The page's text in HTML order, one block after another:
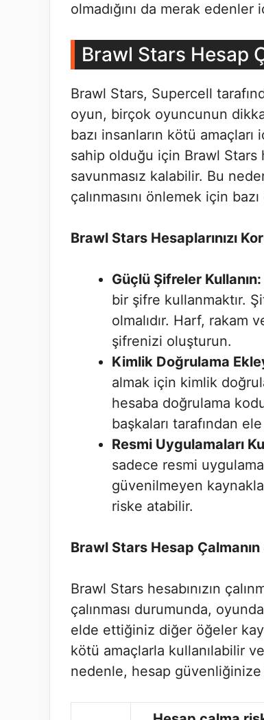
olmadığını da merak
Brawl Stars Hesap
Brawl Stars, Supercell
oyun, birçok oyuncunun
bazı insanların kötü
sahip olduğu için Brawl Stars
savunmasız kalabilir. Bu
çalınmasını önlemek için
Brawl Stars Hesaplarınızı
Güçlü Şifreler Kullanın:
bir şifre kullanmaktır.
olmalıdır. Harf, rakam
şifrenizi oluşturun.
Kimlik Doğrulama
almak için kimlik
hesaba doğrulama
başkaları tarafından
Resmi Uygulamaları
sadece resmi
güvenilmeyen
riske atabilir.
Brawl Stars Hesap Çalmanın
Brawl Stars hesabınızın
çalınması durumunda,
elde ettiğiniz diğer öğeler
kötü amaçlarla kullanılabilir
nedenle, hesap